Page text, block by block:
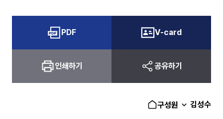
PDF V-card
인쇄하기 공유하기
구성원 김성수